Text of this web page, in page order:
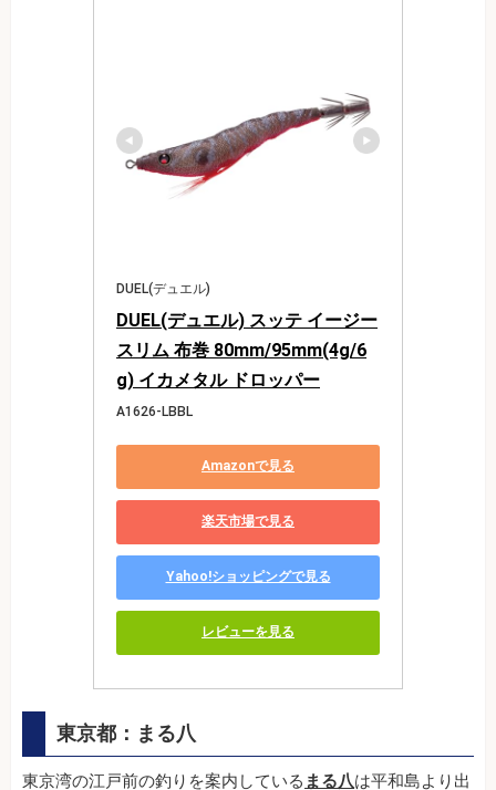
DUEL(デュエル)
DUEL(デュエル) スッテ イージー
スリム 布巻 80mm/95mm(4g/6
g) イカメタル ドロッパー
A1626-LBBL
Amazonで見る
楽天市場で見る
Yahoo!ショッピングで見る
レビューを見る
東京都：まる八
東京湾の江戸前の釣りを案内している まる八は平和島より出